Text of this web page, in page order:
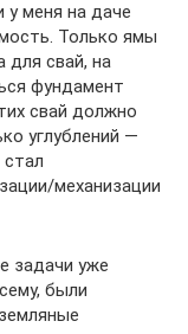
у меня на даче
Только ямы
для свай, на
фундамент
свай должно
углублений —
механизации
задачи уже
были